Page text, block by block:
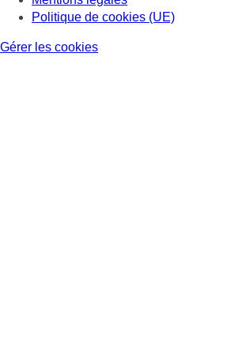
Politique de cookies (UE)
Gérer les cookies